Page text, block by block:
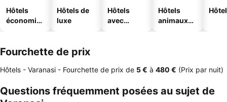
Hôtels
économiq
Hôtels de
luxe
Hôtels
avec
Hôtels
animaux
Fourchette de prix
Hôtels - Varanasi - Fourchette de prix de ‎5 € à ‎480 € (Prix par nuit)
Questions fréquemment posées au sujet de